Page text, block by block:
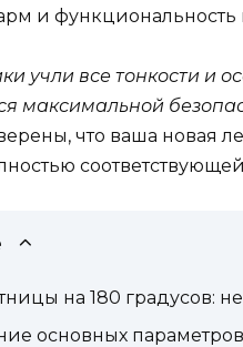
и функциональность
учли все тонкости и
максимальной
что ваша новая
на 180
основных параметров